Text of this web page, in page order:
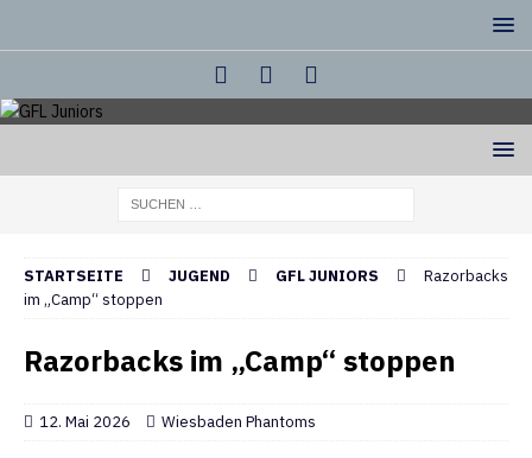
STARTSEITE JUGEND GFL JUNIORS
Razorbacks
im „Camp“ stoppen
Razorbacks im „Camp“ stoppen
12. Mai 2026 Wiesbaden Phantoms